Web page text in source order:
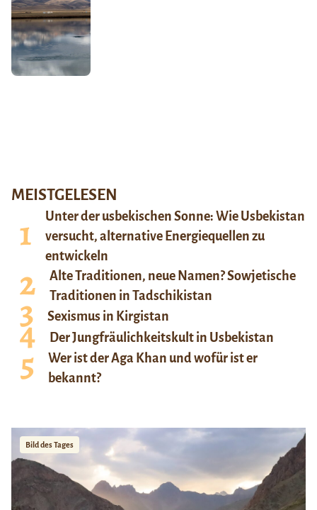
MEISTGELESEN
Unter der usbekischen Sonne: Wie Usbekistan
versucht, alternative Energiequellen zu
entwickeln
Alte Traditionen, neue Namen? Sowjetische
Traditionen in Tadschikistan
Sexismus in Kirgistan
Der Jungfräulichkeitskult in Usbekistan
Wer ist der Aga Khan und wofür ist er
bekannt?
Bild des Tages